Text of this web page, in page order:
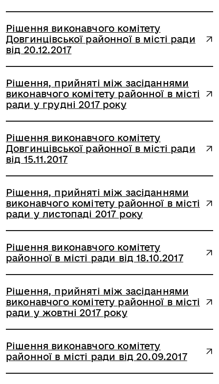
Рішення виконавчого комітету
Довгинцівської районної в місті ради
від 20.12.2017
Рішення, прийняті між засіданнями
виконавчого комітету районної в місті
ради у грудні 2017 року
Рішення виконавчого комітету
Довгинцівської районної в місті ради
від 15.11.2017
Рішення, прийняті між засіданнями
виконавчого комітету районної в місті
ради у листопаді 2017 року
Рішення виконавчого комітету
районної в місті ради від 18.10.2017
Рішення, прийняті між засіданнями
виконавчого комітету районної в місті
ради у жовтні 2017 року
Рішення виконавчого комітету
районної в місті ради від 20.09.2017